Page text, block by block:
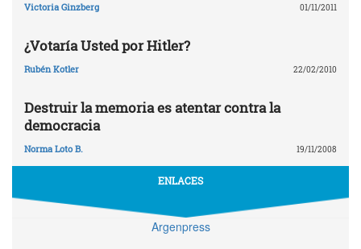
Victoria Ginzberg 01/11/2011
¿Votaría Usted por Hitler?
Rubén Kotler 22/02/2010
Destruir la memoria es atentar contra la
democracia
Norma Loto B. 19/11/2008
ENLACES
Argenpress